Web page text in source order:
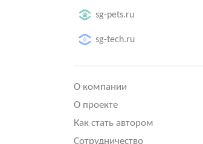
sg-pets.ru
sg-tech.ru
О компании
О проекте
Как стать автором
Сотрудничество